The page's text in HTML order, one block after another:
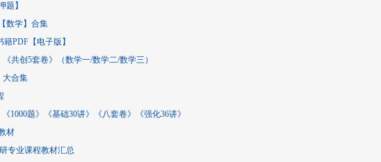
题】
数学】合集
PDF【电子版】
共创5套卷》（数学一/数学二/数学三）
大合集
1000题》《基础30讲》《八套卷》《强化36讲》
材
专业课程教材汇总